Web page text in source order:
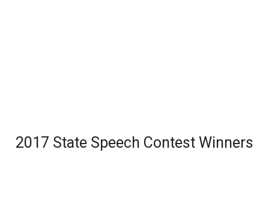
2017 State Speech Contest Winners